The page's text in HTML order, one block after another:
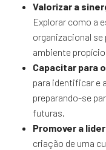
Valorizar a
Explorar como a
organizacional se
ambiente
Capacitar para
para identificar e
preparando-se
futuras.
Promover a
criação de uma